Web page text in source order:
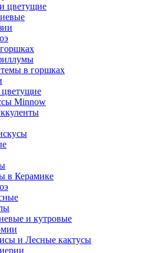
цветущие
в горшках
цветущие
Minnow
в Керамике
и кутровые
и Лесные кактусы